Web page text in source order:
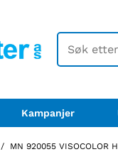
Kampanjer
/ MN 920055 VISOCOLOR